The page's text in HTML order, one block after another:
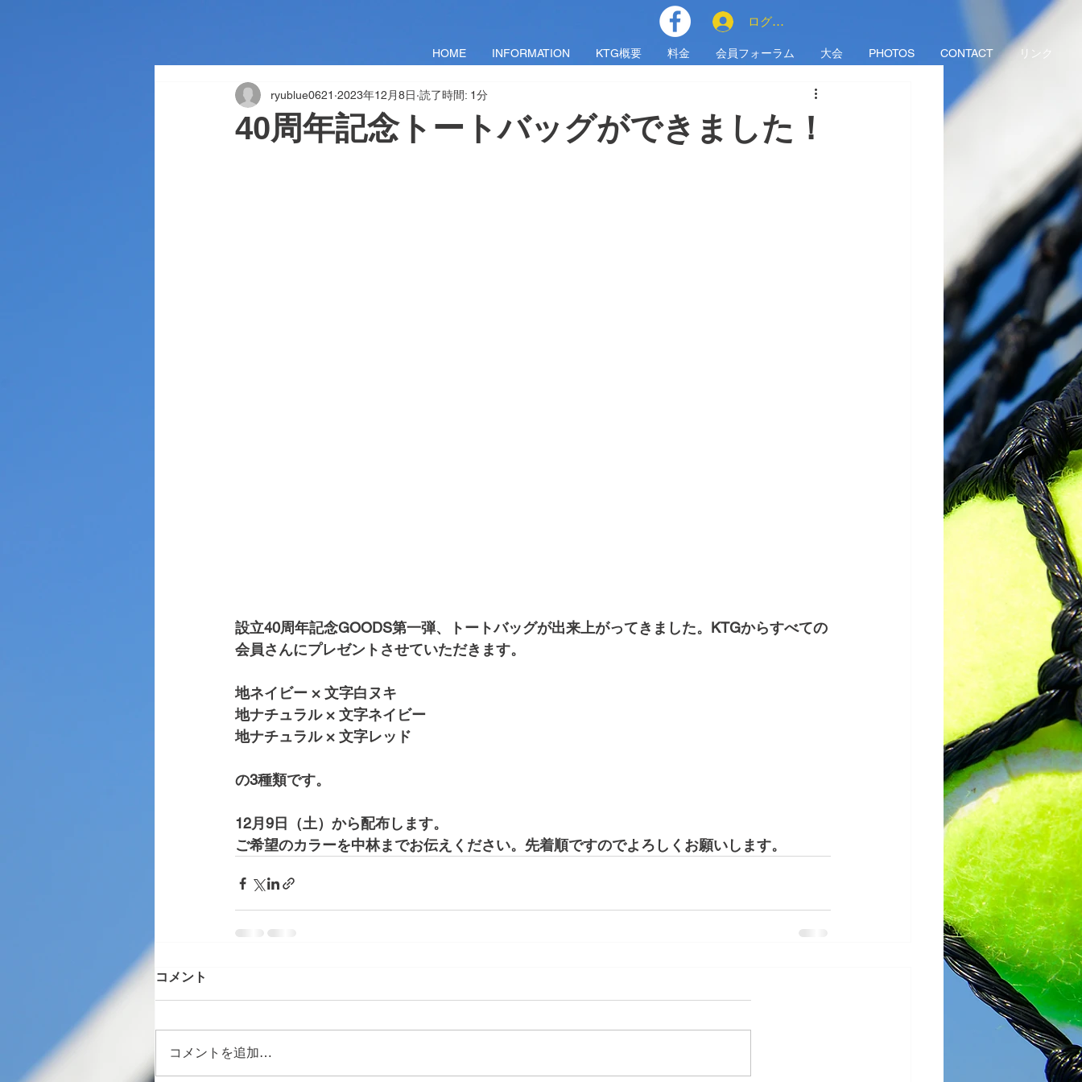
HOME INFORMATION KTG概要 料金 会員フォーラム 大会 PHOTOS CONTACT リンク
ログイン
40周年記念トートバッグができました！
ryublue0621 2023年12月8日 読了時間: 1分
設立40周年記念GOODS第一弾、トートバッグが出来上がってきました。KTGからすべての
会員さんにプレゼントさせていただきます。
地ネイビー × 文字白ヌキ
地ナチュラル × 文字ネイビー
地ナチュラル × 文字レッド
の3種類です。
12月9日（土）から配布します。
ご希望のカラーを中林までお伝えください。先着順ですのでよろしくお願いします。
コメント
コメントを追加…